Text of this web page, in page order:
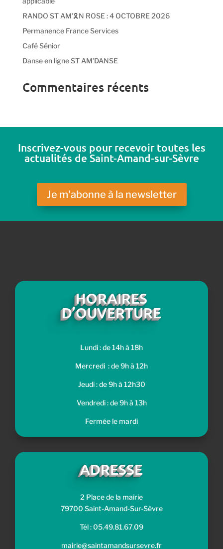
RANDO ST AM’🎗️N ROSE : 4 OCTOBRE 2026
Permanence France Services
Café Sénior
Danse en ligne ST AM’DANSE
Commentaires récents
Inscrivez-vous pour recevoir toutes les
actualités de Saint-Amand-sur-Sèvre
Je m'abonne à la newsletter
HORAIRES
D’OUVERTURE
Lundi : de 14h à 18h
Mercredi : de 9h à 12h
Jeudi : de 9h à 12h30
Vendredi : de 9h à 13h
Fermée le mardi
ADRESSE
2 Place de la mairie
79700 Saint-Amand-Sur-Sèvre
Tél : 05.49.81.67.09
mairie@saintamandsursevre.fr